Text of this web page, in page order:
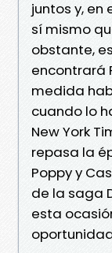
juntos y, en
sí mismo
obstante,
encontrará
medida
cuando lo
New York
repasa la
Poppy y
de la saga
esta